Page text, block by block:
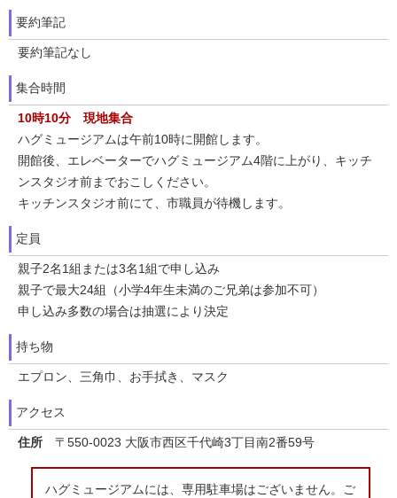
要約筆記
要約筆記なし
集合時間
10時10分 現地集合
ハグミュージアムは午前10時に開館します。
開館後、エレベーターでハグミュージアム4階に上がり、キッチ
ンスタジオ前までおこしください。
キッチンスタジオ前にて、市職員が待機します。
定員
親子2名1組または3名1組で申し込み
親子で最大24組（小学4年生未満のご兄弟は参加不可）
申し込み多数の場合は抽選により決定
持ち物
エプロン、三角巾、お手拭き、マスク
アクセス
住所 〒550-0023 大阪市西区千代崎3丁目南2番59号
ハグミュージアムには、専用駐車場はございません。ご